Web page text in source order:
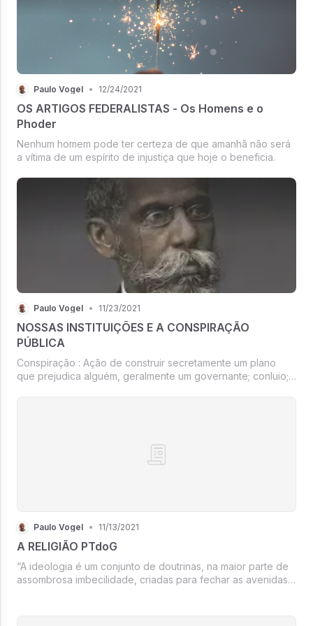
Paulo Vogel • 12/24/2021
OS ARTIGOS FEDERALISTAS - Os Homens e o
Phoder
Nenhum homem pode ter certeza de que amanhã não será
a vítima de um espírito de injustiça que hoje o beneficia.
Paulo Vogel • 11/23/2021
NOSSAS INSTITUIÇÕES E A CONSPIRAÇÃO
PÚBLICA
Conspiração : Ação de construir secretamente um plano
que prejudica alguém, geralmente um governante; conluio;
Paulo Vogel • 11/13/2021
A RELIGIÃO PTdoG
“A ideologia é um conjunto de doutrinas, na maior parte de
assombrosa imbecilidade, criadas para fechar as avenidas